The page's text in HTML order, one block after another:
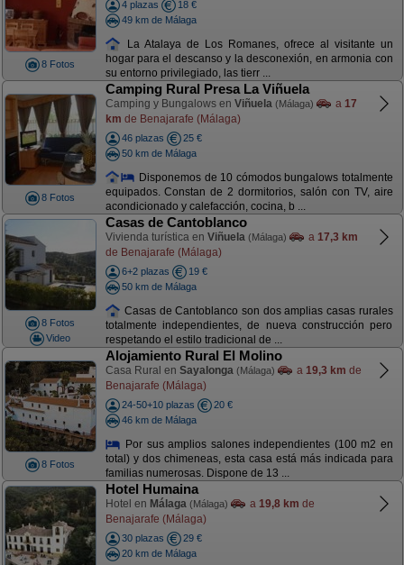
8 Fotos
4 plazas
18 €
49 km de Málaga
La Atalaya de Los Romanes, ofrece al visitante un
hogar para el descanso y la desconexión, en armonia con
su entorno privilegiado, las tierr ...
8 Fotos
Camping Rural Presa La Viñuela
Camping y Bungalows en Viñuela (Málaga) a 17
km de Benajarafe (Málaga)
46 plazas
25 €
50 km de Málaga
Disponemos de 10 cómodos bungalows totalmente
equipados. Constan de 2 dormitorios, salón con TV, aire
acondicionado y calefacción, cocina, b ...
8 Fotos
Video
Casas de Cantoblanco
Vivienda turística en Viñuela (Málaga) a 17,3 km
de Benajarafe (Málaga)
6+2 plazas
19 €
50 km de Málaga
Casas de Cantoblanco son dos amplias casas rurales
totalmente independientes, de nueva construcción pero
respetando el estilo tradicional de ...
8 Fotos
Alojamiento Rural El Molino
Casa Rural en Sayalonga (Málaga) a 19,3 km de
Benajarafe (Málaga)
24-50+10 plazas
20 €
46 km de Málaga
Por sus amplios salones independientes (100 m2 en
total) y dos chimeneas, esta casa está más indicada para
familias numerosas. Dispone de 13 ...
Hotel Humaina
Hotel en Málaga (Málaga) a 19,8 km de
Benajarafe (Málaga)
30 plazas
29 €
20 km de Málaga